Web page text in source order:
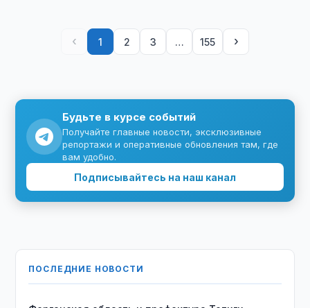
‹ 1 2 3 … 155 ›
Будьте в курсе событий
Получайте главные новости, эксклюзивные
репортажи и оперативные обновления там, где
вам удобно.
Подписывайтесь на наш канал
ПОСЛЕДНИЕ НОВОСТИ